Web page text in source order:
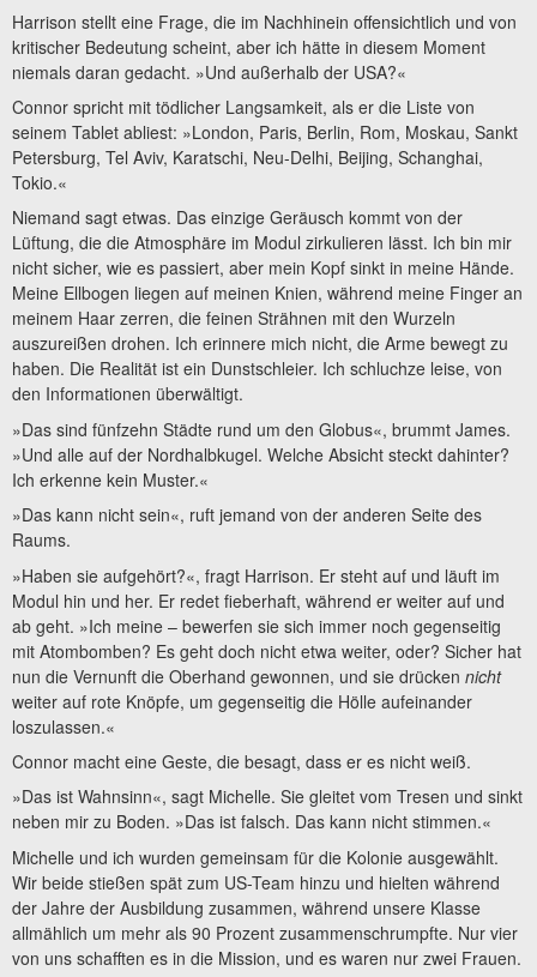
Harrison stellt eine Frage, die im Nachhinein offensichtlich und von
kritischer Bedeutung scheint, aber ich hätte in diesem Moment
niemals daran gedacht. »Und außerhalb der USA?«
Connor spricht mit tödlicher Langsamkeit, als er die Liste von
seinem Tablet abliest: »London, Paris, Berlin, Rom, Moskau, Sankt
Petersburg, Tel Aviv, Karatschi, Neu-Delhi, Beijing, Schanghai,
Tokio.«
Niemand sagt etwas. Das einzige Geräusch kommt von der
Lüftung, die die Atmosphäre im Modul zirkulieren lässt. Ich bin mir
nicht sicher, wie es passiert, aber mein Kopf sinkt in meine Hände.
Meine Ellbogen liegen auf meinen Knien, während meine Finger an
meinem Haar zerren, die feinen Strähnen mit den Wurzeln
auszureißen drohen. Ich erinnere mich nicht, die Arme bewegt zu
haben. Die Realität ist ein Dunstschleier. Ich schluchze leise, von
den Informationen überwältigt.
»Das sind fünfzehn Städte rund um den Globus«, brummt James.
»Und alle auf der Nordhalbkugel. Welche Absicht steckt dahinter?
Ich erkenne kein Muster.«
»Das kann nicht sein«, ruft jemand von der anderen Seite des
Raums.
»Haben sie aufgehört?«, fragt Harrison. Er steht auf und läuft im
Modul hin und her. Er redet fieberhaft, während er weiter auf und
ab geht. »Ich meine – bewerfen sie sich immer noch gegenseitig
mit Atombomben? Es geht doch nicht etwa weiter, oder? Sicher hat
nun die Vernunft die Oberhand gewonnen, und sie drücken nicht
weiter auf rote Knöpfe, um gegenseitig die Hölle aufeinander
loszulassen.«
Connor macht eine Geste, die besagt, dass er es nicht weiß.
»Das ist Wahnsinn«, sagt Michelle. Sie gleitet vom Tresen und sinkt
neben mir zu Boden. »Das ist falsch. Das kann nicht stimmen.«
Michelle und ich wurden gemeinsam für die Kolonie ausgewählt.
Wir beide stießen spät zum US-Team hinzu und hielten während
der Jahre der Ausbildung zusammen, während unsere Klasse
allmählich um mehr als 90 Prozent zusammenschrumpfte. Nur vier
von uns schafften es in die Mission, und es waren nur zwei Frauen.